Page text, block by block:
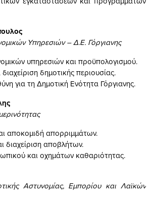
Υπηρεσιών – Δ.Ε. Γόργιανης
υπηρεσιών και προϋπολογισμού.
δημοτικής περιουσίας.
για τη Δημοτική Ενότητα Γόργιανης.
αποκομιδή απορριμμάτων.
διαχείριση αποβλήτων.
και οχημάτων καθαριότητας.
Αστυνομίας, Εμπορίου και Λαϊκών